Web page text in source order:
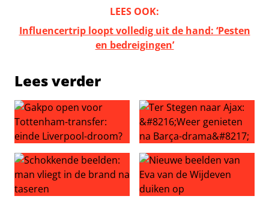
LEES OOK:
Influencertrip loopt volledig uit de hand: ‘Pesten
en bedreigingen’
Lees verder
Gakpo open voor Tottenham-transfer: einde Liverpool-
Ter Stegen naar Ajax: